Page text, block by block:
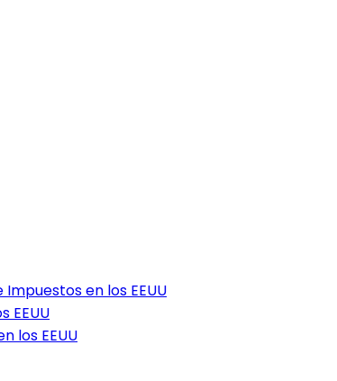
en los EEUU
EEUU
los EEUU